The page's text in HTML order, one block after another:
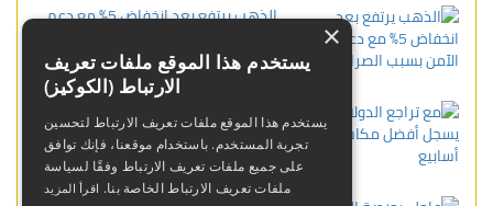
الذهب يرتفع بعد انخفاض 5% مع دعم
04 مارس 2026 | 08:58 ص
مع تراجع الدولار الذهب يسجل أفضل
مكاسب في 7 أسابيع
×
يستخدم هذا الموقع ملفات تعريف
الارتباط (الكوكيز)
يستخدم هذا الموقع ملفات تعريف الارتباط لتحسين
تجربة المستخدم. باستخدام موقعنا، فإنك توافق
على جميع ملفات تعريف الارتباط وفقًا لسياسة
ملفات تعريف الارتباط الخاصة بنا. اقرأ المزيد